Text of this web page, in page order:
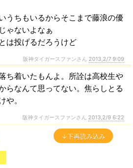
うちもいるからそこまで藤浪の優
ゃないよなぁ
は投げるだろうけど
阪神タイガースファンさん 2013,2/7 9:09
ち着いたもんよ。所詮は高校生や
らなんて思ってない。焦らしとる
や。
阪神タイガースファンさん 2013,2/9 6:22
↓下再読み込み